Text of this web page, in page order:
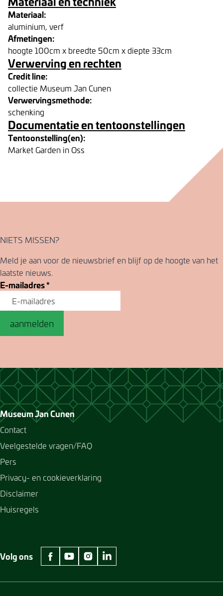
Materiaal:
aluminium, verf
Afmetingen:
hoogte 100cm x breedte 50cm x diepte 33cm
Verwerving en rechten
Credit line:
collectie Museum Jan Cunen
Verwervingsmethode:
schenking
Documentatie en tentoonstellingen
Tentoonstelling(en):
Market Garden in Oss
NIETS MISSEN?
Meld je aan voor de nieuwsbrief en blijf op de hoogte van het
laatste nieuws.
E-mailadres*
aanmelden
Museum Jan Cunen
Contact
Veelgestelde vragen/FAQ
Pers
Privacy- en cookieverklaring
Disclaimer
Huisregels
Volg ons
facebook Museum Jan Cunen
youtube Museum Jan Cunen
instagram Museum Jan Cunen
linkedin Museum Jan Cunen